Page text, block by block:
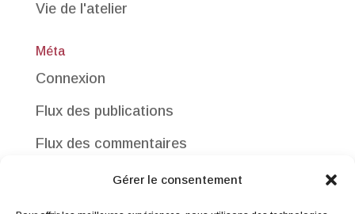
Gérer le consentement
Vie de l'atelier
Méta
Connexion
Flux des publications
Flux des commentaires
Site de WordPress-FR